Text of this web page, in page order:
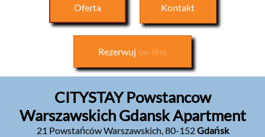
Oferta Kontakt
Rezerwuj on-line
CITYSTAY Powstancow
Warszawskich Gdansk Apartment
21 Powstańców Warszawskich,80-152Gdańsk